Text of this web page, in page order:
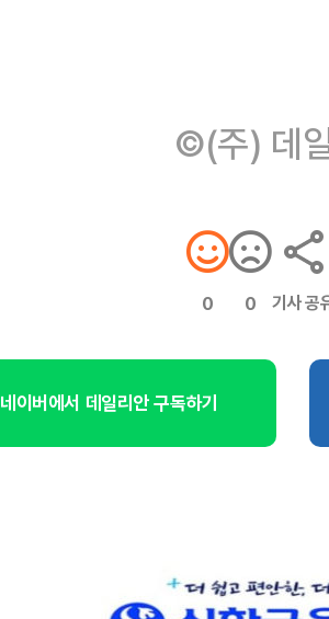
©(주) 데
0 0 기사 공
네이버에서 데일리안 구독하기